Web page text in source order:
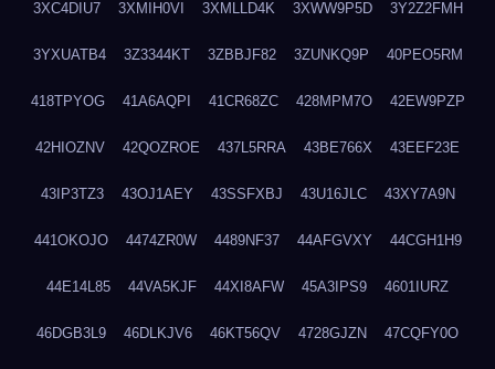
3XC4DIU7 3XMIH0VI 3XMLLD4K 3XWW9P5D 3Y2Z2FMH
3YXUATB4 3Z3344KT 3ZBBJF82 3ZUNKQ9P 40PEO5RM
418TPYOG 41A6AQPI 41CR68ZC 428MPM7O 42EW9PZP
42HIOZNV 42QOZROE 437L5RRA 43BE766X 43EEF23E
43IP3TZ3 43OJ1AEY 43SSFXBJ 43U16JLC 43XY7A9N
441OKOJO 4474ZR0W 4489NF37 44AFGVXY 44CGH1H9
44E14L85 44VA5KJF 44XI8AFW 45A3IPS9 4601IURZ
46DGB3L9 46DLKJV6 46KT56QV 4728GJZN 47CQFY0O